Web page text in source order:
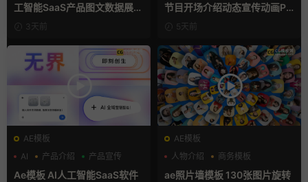
工智能SaaS产品图文数据展示
宣传视频AE模板
3天前
节目开场介绍动态宣传动画PR
模版5天前
AE模板
AI
产品介绍 产品宣传
Ae模板 AI人工智能SaaS软件
AE模板
人物介绍
商务模板
幻灯片
ae照片墙模板 130张图片旋转